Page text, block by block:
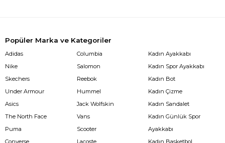
Popüler Marka ve Kategoriler
Adidas
Nike
Skechers
Under Armour
Asics
The North Face
Puma
Converse
Columbia
Salomon
Reebok
Hummel
Jack Wolfskin
Vans
Scooter
Lacoste
Kadın Ayakkabı
Kadın Spor Ayakkabı
Kadın Bot
Kadın Çizme
Kadın Sandalet
Kadın Günlük Spor
Ayakkabı
Kadın Basketbol